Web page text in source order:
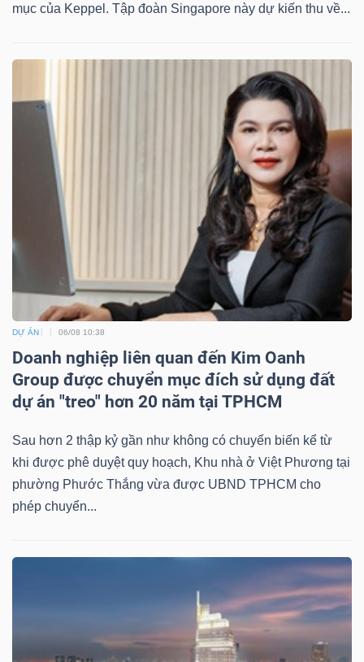
mục của Keppel. Tập đoàn Singapore này dự kiến thu về...
DỰ ÁN 06/08 10:38
Doanh nghiệp liên quan đến Kim Oanh
Group được chuyển mục đích sử dụng đất
dự án "treo" hơn 20 năm tại TPHCM
Sau hơn 2 thập kỷ gần như không có chuyển biến kể từ
khi được phê duyệt quy hoạch, Khu nhà ở Việt Phương tại
phường Phước Thắng vừa được UBND TPHCM cho
phép chuyển...
tức
Báo
cáo
phân
tích
Thuật
ngữ